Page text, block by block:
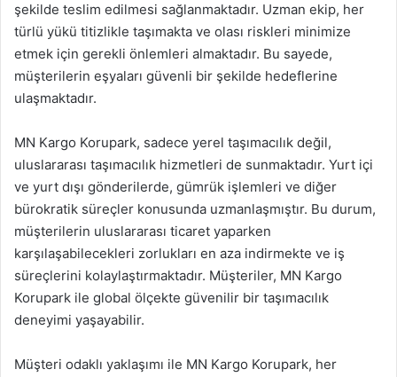
şekilde teslim edilmesi sağlanmaktadır. Uzman ekip, her
türlü yükü titizlikle taşımakta ve olası riskleri minimize
etmek için gerekli önlemleri almaktadır. Bu sayede,
müşterilerin eşyaları güvenli bir şekilde hedeflerine
ulaşmaktadır.
MN Kargo Korupark, sadece yerel taşımacılık değil,
uluslararası taşımacılık hizmetleri de sunmaktadır. Yurt içi
ve yurt dışı gönderilerde, gümrük işlemleri ve diğer
bürokratik süreçler konusunda uzmanlaşmıştır. Bu durum,
müşterilerin uluslararası ticaret yaparken
karşılaşabilecekleri zorlukları en aza indirmekte ve iş
süreçlerini kolaylaştırmaktadır. Müşteriler, MN Kargo
Korupark ile global ölçekte güvenilir bir taşımacılık
deneyimi yaşayabilir.
Müşteri odaklı yaklaşımı ile MN Kargo Korupark, her